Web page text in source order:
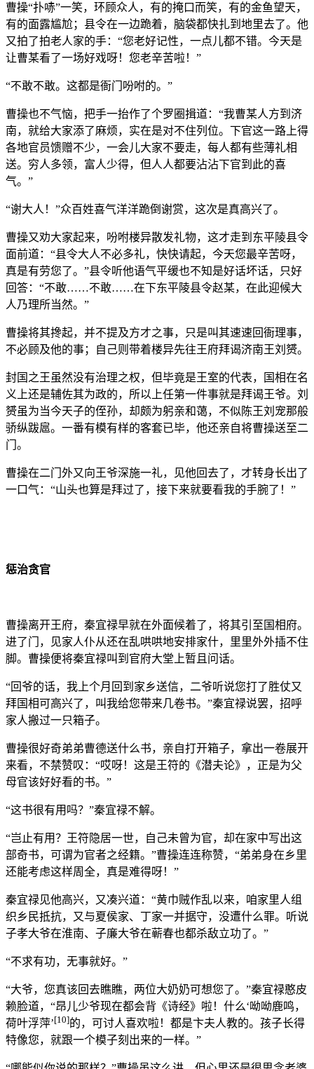
曹操“扑哧”一笑，环顾众人，有的掩口而笑，有的金鱼望天，
有的面露尴尬；县令在一边跪着，脑袋都快扎到地里去了。他
又拍了拍老人家的手：“您老好记性，一点儿都不错。今天是
让曹某看了一场好戏呀！您老辛苦啦！”
“不敢不敢。这都是衙门吩咐的。”
曹操也不气恼，把手一抬作了个罗圈揖道：“我曹某人方到济
南，就给大家添了麻烦，实在是对不住列位。下官这一路上得
各地官员馈赠不少，一会儿大家不要走，每人都有些薄礼相
送。穷人多领，富人少得，但人人都要沾沾下官到此的喜
气。”
“谢大人！”众百姓喜气洋洋跪倒谢赏，这次是真高兴了。
曹操又劝大家起来，吩咐楼异散发礼物，这才走到东平陵县令
面前道：“县令大人不必多礼，快快请起，今天您最辛苦呀，
真是有劳您了。”县令听他语气平缓也不知是好话坏话，只好
回答：“不敢……不敢……在下东平陵县令赵某，在此迎候大
人乃理所当然。”
曹操将其搀起，并不提及方才之事，只是叫其速速回衙理事，
不必顾及他的事；自己则带着楼异先往王府拜谒济南王刘赟。
封国之王虽然没有治理之权，但毕竟是王室的代表，国相在名
义上还是辅佐其为政的，所以上任第一件事就是拜谒王爷。刘
赟虽为当今天子的侄孙，却颇为躬亲和蔼，不似陈王刘宠那般
骄纵跋扈。一番有模有样的客套已毕，他还亲自将曹操送至二
门。
曹操在二门外又向王爷深施一礼，见他回去了，才转身长出了
一口气：“山头也算是拜过了，接下来就要看我的手腕了！”
惩治贪官
曹操离开王府，秦宜禄早就在外面候着了，将其引至国相府。
进了门，见家人仆从还在乱哄哄地安排家什，里里外外插不住
脚。曹操便将秦宜禄叫到官府大堂上暂且问话。
“回爷的话，我上个月回到家乡送信，二爷听说您打了胜仗又
拜国相可高兴了，叫我给您带来几卷书。”秦宜禄说罢，招呼
家人搬过一只箱子。
曹操很好奇弟弟曹德送什么书，亲自打开箱子，拿出一卷展开
来看，不禁赞叹：“哎呀！这是王符的《潜夫论》，正是为父
母官该好好看的书。”
“这书很有用吗？”秦宜禄不解。
“岂止有用？王符隐居一世，自己未曾为官，却在家中写出这
部奇书，可谓为官者之经籍。”曹操连连称赞，“弟弟身在乡里
还能考虑这样周全，真是难得呀！”
秦宜禄见他高兴，又凑兴道：“黄巾贼作乱以来，咱家里人组
织乡民抵抗，又与夏侯家、丁家一并据守，没遭什么罪。听说
子孝大爷在淮南、子廉大爷在蕲春也都杀敌立功了。”
“不求有功，无事就好。”
“大爷，您真该回去瞧瞧，两位大奶奶可想您了。”秦宜禄憨皮
赖脸道，“昂儿少爷现在都会背《诗经》啦！什么‘呦呦鹿鸣，
荷叶浮萍’[10]的，可讨人喜欢啦！都是卞夫人教的。孩子长得
特像您，就跟一个模子刻出来的一样。”